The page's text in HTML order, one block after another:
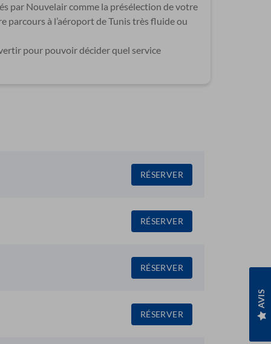
AVIS
par Nouvelair comme la présélection de votre
parcours à l’aéroport de Tunis très fluide ou
pour pouvoir décider quel service
RÉSERVER
RÉSERVER
RÉSERVER
RÉSERVER